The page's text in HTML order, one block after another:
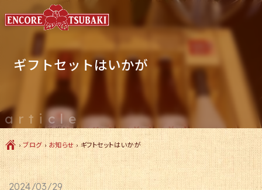
article
ギフトセットはいかが
Ç›ブログ›お知らせ›ギフトセットはいかが
2024/03/29